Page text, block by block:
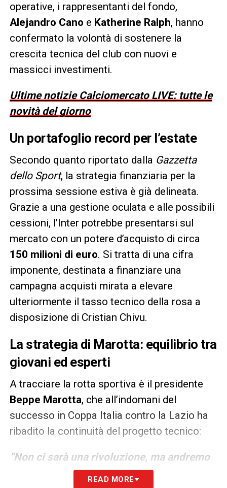
operative, i rappresentanti del fondo,
Alejandro Cano e Katherine Ralph, hanno
confermato la volontà di sostenere la
crescita tecnica del club con nuovi e
massicci investimenti.
Ultime notizie Calciomercato LIVE: tutte le
novità del giorno
Un portafoglio record per l’estate
Secondo quanto riportato dalla Gazzetta
dello Sport, la strategia finanziaria per la
prossima sessione estiva è già delineata.
Grazie a una gestione oculata e alle possibili
cessioni, l’Inter potrebbe presentarsi sul
mercato con un potere d’acquisto di circa
150 milioni di euro. Si tratta di una cifra
imponente, destinata a finanziare una
campagna acquisti mirata a elevare
ulteriormente il tasso tecnico della rosa a
disposizione di Cristian Chivu.
La strategia di Marotta: equilibrio tra
giovani ed esperti
A tracciare la rotta sportiva è il presidente
Beppe Marotta, che all’indomani del
successo in Coppa Italia contro la Lazio ha
ribadito la continuità del progetto tecnico:
“Non ci sarà una rivoluzione, ma andremo
avanti seguendo le linee guida della
READ MORE